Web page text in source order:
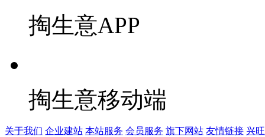
掏生意APP
掏生意移动端
关于我们 企业建站 本站服务 会员服务 旗下网站 友情链接 兴